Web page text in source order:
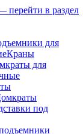
перейти в раздел
для
Краны
для
под